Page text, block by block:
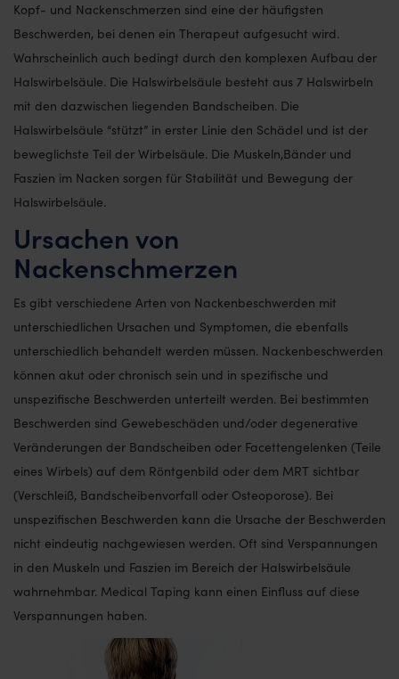
Kopf- und Nackenschmerzen sind eine der häufigsten
Beschwerden, bei denen ein Therapeut aufgesucht wird.
Wahrscheinlich auch bedingt durch den komplexen Aufbau der
Halswirbelsäule. Die Halswirbelsäule besteht aus 7 Halswirbeln
mit den dazwischen liegenden Bandscheiben. Die
Halswirbelsäule “stützt” in erster Linie den Schädel und ist der
beweglichste Teil der Wirbelsäule. Die Muskeln,Bänder und
Faszien im Nacken sorgen für Stabilität und Bewegung der
Halswirbelsäule.
Ursachen von
Nackenschmerzen
Es gibt verschiedene Arten von Nackenbeschwerden mit
unterschiedlichen Ursachen und Symptomen, die ebenfalls
unterschiedlich behandelt werden müssen. Nackenbeschwerden
können akut oder chronisch sein und in spezifische und
unspezifische Beschwerden unterteilt werden. Bei bestimmten
Beschwerden sind Gewebeschäden und/oder degenerative
Veränderungen der Bandscheiben oder Facettengelenken (Teile
eines Wirbels) auf dem Röntgenbild oder dem MRT sichtbar
(Verschleiß, Bandscheibenvorfall oder Osteoporose). Bei
unspezifischen Beschwerden kann die Ursache der Beschwerden
nicht eindeutig nachgewiesen werden. Oft sind Verspannungen
in den Muskeln und Faszien im Bereich der Halswirbelsäule
wahrnehmbar. Medical Taping kann einen Einfluss auf diese
Verspannungen haben.